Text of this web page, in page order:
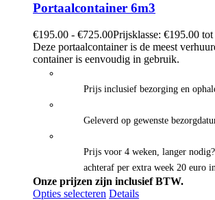
Portaalcontainer 6m3
€195.00 - €725.00Prijsklasse: €195.00
Deze portaalcontainer is de meest
container is eenvoudig in gebruik.
Prijs inclusief bezorging en
Geleverd op gewenste
Prijs voor 4 weken, langer
achteraf per extra week 20 euro
Onze prijzen zijn inclusief BTW.
Opties selecteren Details